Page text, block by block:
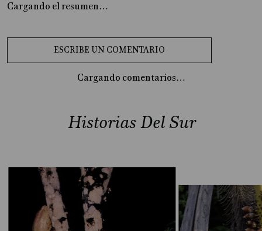
Cargando el resumen…
Cargando comentarios…
Historias Del Sur